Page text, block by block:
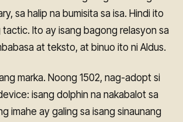
sa halip na bumisita sa isa. Hindi ito
tactic. Ito ay isang bagong relasyon sa
at teksto, at binuo ito ni Aldus.
marka. Noong 1502, nag-adopt si
isang dolphin na nakabalot sa
imahe ay galing sa isang sinaunang